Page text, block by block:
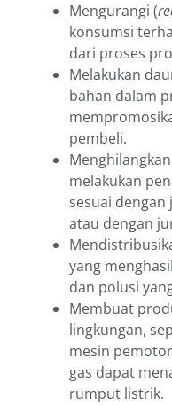
Mengurangi (
konsumsi
dari proses
Melakukan
bahan dalam
pembeli.
melakukan
sesuai
atau dengan
yang
dan polusi
Membuat
lingkungan,
mesin
gas dapat
rumput listrik.